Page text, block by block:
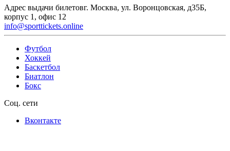
Адрес выдачи билетовг. Москва, ул. Воронцовская, д35Б,
корпус 1, офис 12
info@sporttickets.online
Футбол
Хоккей
Баскетбол
Биатлон
Бокс
Соц. сети
Вконтакте